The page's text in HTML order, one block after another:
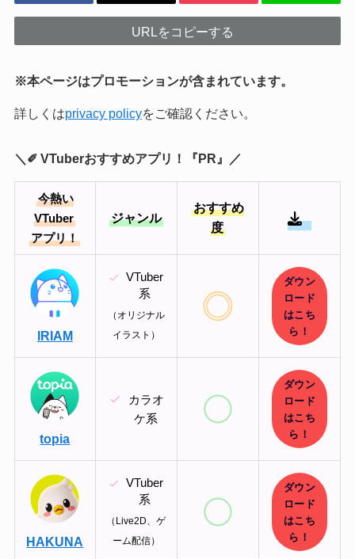
URLをコピーする
※本ページはプロモーションが含まれています。
詳しくはprivacy policyをご確認ください。
＼✐ VTuberおすすめアプリ！『PR』／
今熱い
VTuber
アプリ！
ジャンル
おすすめ
度
IRIAM
VTuber
系
（オリジナル
イラスト）
ダウン
ロード
はこち
ら！
topia
カラオ
ケ系
ダウン
ロード
はこち
ら！
HAKUNA
VTuber
系
（Live2D、ゲ
ーム配信）
ダウン
ロード
はこち
ら！